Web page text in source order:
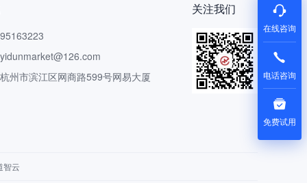
州市滨江区网商路599号网易大厦
关注我们
智云
在线咨询
电话咨询
免费试用